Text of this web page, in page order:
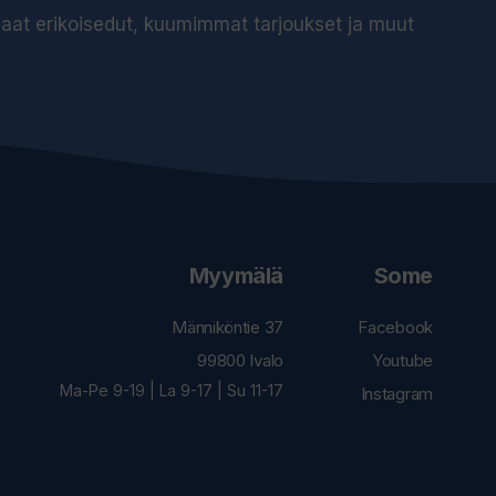
erikoisedut, kuumimmat tarjoukset ja muut
Myymälä
Männiköntie 37
99800 Ivalo
Ma-Pe 9-19 | La 9-17 | Su 11-17
Some
Facebook
Youtube
Instagram